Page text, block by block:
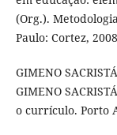
(Org.).
Paulo: Cortez,
GIMENO
GIMENO
o currículo. Porto